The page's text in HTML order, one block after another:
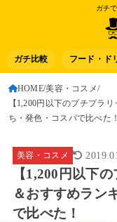
ガチ
ガチ比較 フード・ド
HOME 美容・コスメ
【1,200円以下のプチプラ
ち・発色・コスパで比べた！
美容・コスメ
【1,200円以下
＆おすすめラン
で比べた！